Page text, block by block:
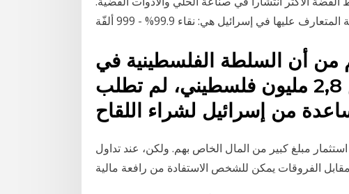
من أن السلطة الفلسطينية في
الضفة الغربية حيث يعيش 2,8 مليون فلسطيني، لم تطلب
مبلغ كبير من المال الخاص بهم. ولكن، عند تداول